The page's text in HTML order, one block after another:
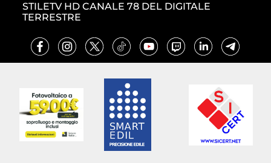
STILETV HD CANALE 78 DEL DIGITALE
TERRESTRE